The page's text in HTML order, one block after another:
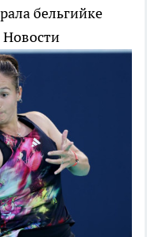
бельгийке
Новости